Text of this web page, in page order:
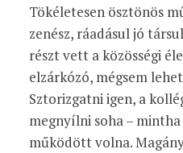
Tökéletesen ösztönös
zenész, ráadásul jó
részt vett a közösségi
elzárkózó, mégsem
Sztorizgatni igen, a
megnyílni soha – mintha
működött volna.